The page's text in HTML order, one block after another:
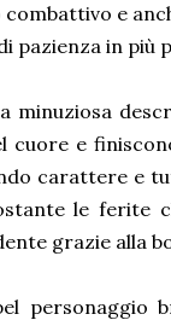
e
pazienza in più
minuziosa
cuore e
carattere e
le ferite
grazie alla
personaggio